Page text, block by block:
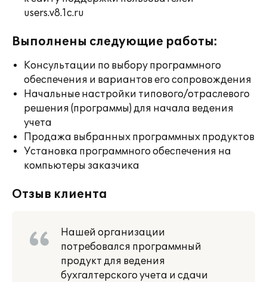
users.v8.1c.ru
Выполнены следующие работы:
Консультации по выбору программного
обеспечения и вариантов его сопровождения
Начальные настройки типового/отраслевого
решения (программы) для начала ведения
учета
Продажа выбранных программных продуктов
Установка программного обеспечения на
компьютеры заказчика
Отзыв клиента
Нашей организации
потребовался программный
продукт для ведения
бухгалтерского учета и сдачи